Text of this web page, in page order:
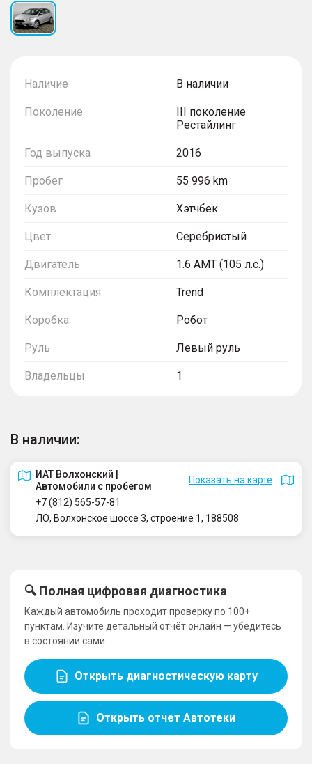
Наличие В наличии
Поколение
III поколение
Рестайлинг
Год выпуска 2016
Пробег 55 996 km
Кузов Хэтчбек
Цвет Серебристый
Двигатель 1.6 AMT (105 л.с.)
Комплектация Trend
Коробка Робот
Руль Левый руль
Владельцы 1
В наличии:
ИАТ Волхонский |
Автомобили с пробегом
Показать на карте
+7 (812) 565-57-81
ЛО, Волхонское шоссе 3, строение 1, 188508
🔍 Полная цифровая диагностика
Каждый автомобиль проходит проверку по 100+
пунктам. Изучите детальный отчёт онлайн — убедитесь
в состоянии сами.
Открыть диагностическую карту
Открыть отчет Автотеки